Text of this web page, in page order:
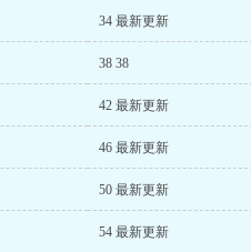
34 最新更新
38 38
42 最新更新
46 最新更新
50 最新更新
54 最新更新